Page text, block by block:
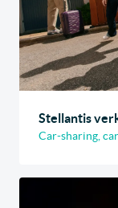
Stellantis
Car-sharing,